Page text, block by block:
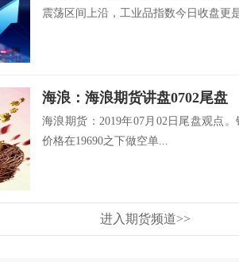
震荡区间上沿，工业品指数今日收盘更
海浪：海浪期货讲盘0702尾盘
海浪期货：2019年07月02日尾盘观点
价格在19690之下做空单...
进入期货频道>>